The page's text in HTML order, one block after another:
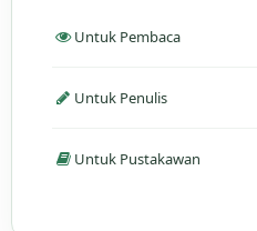
Untuk Pembaca
Untuk Penulis
Untuk Pustakawan